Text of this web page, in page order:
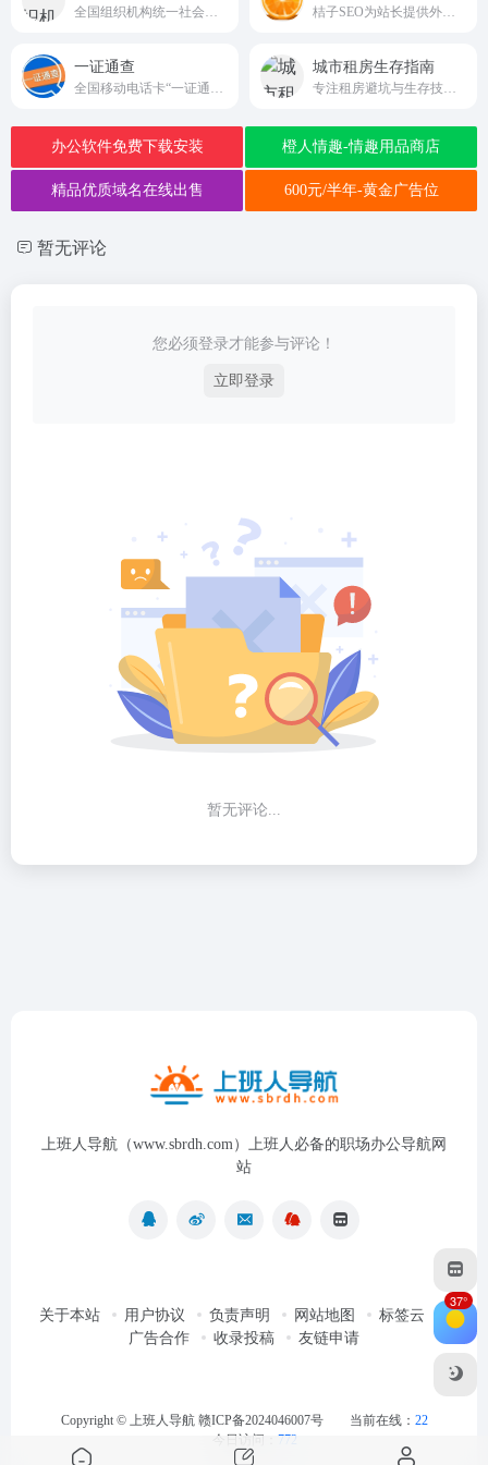
一证通查 城市租房生存指南
办公软件免费下载安装 橙人情趣-情趣用品商店
精品优质域名在线出售 600元/半年-黄金广告位
暂无评论
您必须登录才能参与评论！
立即登录
暂无评论...
上班人导航（www.sbrdh.com）上班人必备的职场办公导航网
站
关于本站 用户协议 负责声明 网站地图
标签云
广告合作
收录投稿 友链申请
Copyright © 上班人导航 赣ICP备2024046007号 当前在线： 22
今日访问： 772
37°